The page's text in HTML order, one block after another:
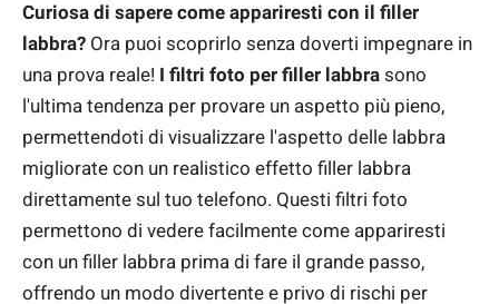
Curiosa di sapere come appariresti con il filler
labbra? Ora puoi scoprirlo senza doverti impegnare in
una prova reale! I filtri foto per filler labbra sono
l'ultima tendenza per provare un aspetto più pieno,
permettendoti di visualizzare l'aspetto delle labbra
migliorate con un realistico effetto filler labbra
direttamente sul tuo telefono. Questi filtri foto
permettono di vedere facilmente come appariresti
con un filler labbra prima di fare il grande passo,
offrendo un modo divertente e privo di rischi per